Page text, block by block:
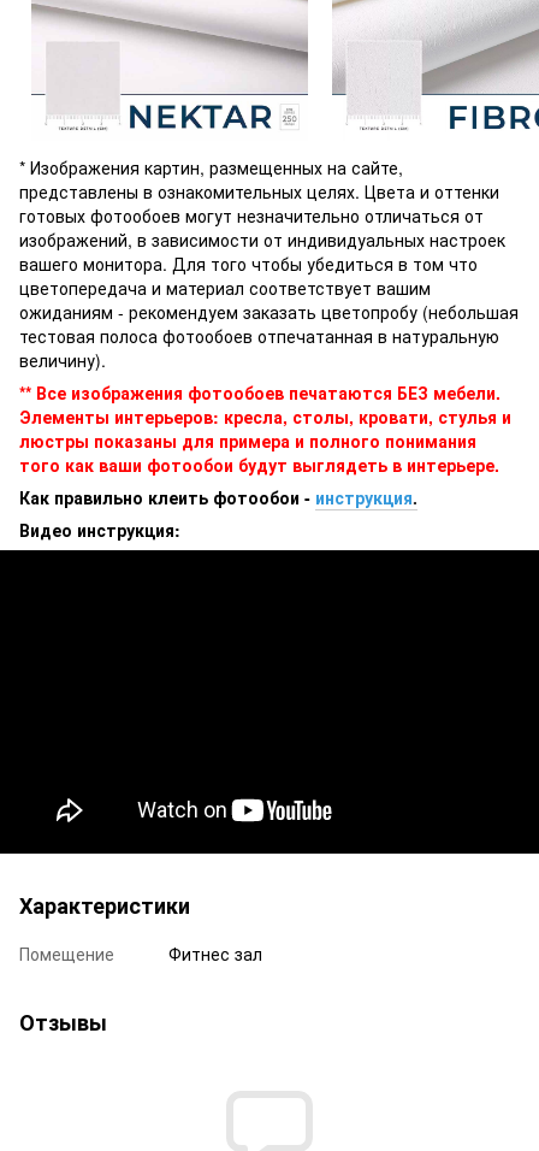
* Изображения картин, размещенных на сайте,
представлены в ознакомительных целях. Цвета и оттенки
готовых фотообоев могут незначительно отличаться от
изображений, в зависимости от индивидуальных настроек
вашего монитора. Для того чтобы убедиться в том что
цветопередача и материал соответствует вашим
ожиданиям - рекомендуем заказать цветопробу (небольшая
тестовая полоса фотообоев отпечатанная в натуральную
величину).
** Все изображения фотообоев печатаются БЕЗ мебели.
Элементы интерьеров: кресла, столы, кровати, стулья и
люстры показаны для примера и полного понимания
того как ваши фотообои будут выглядеть в интерьере.
Как правильно клеить фотообои - инструкция.
Видео инструкция:
Характеристики
Помещение Фитнес зал
Отзывы